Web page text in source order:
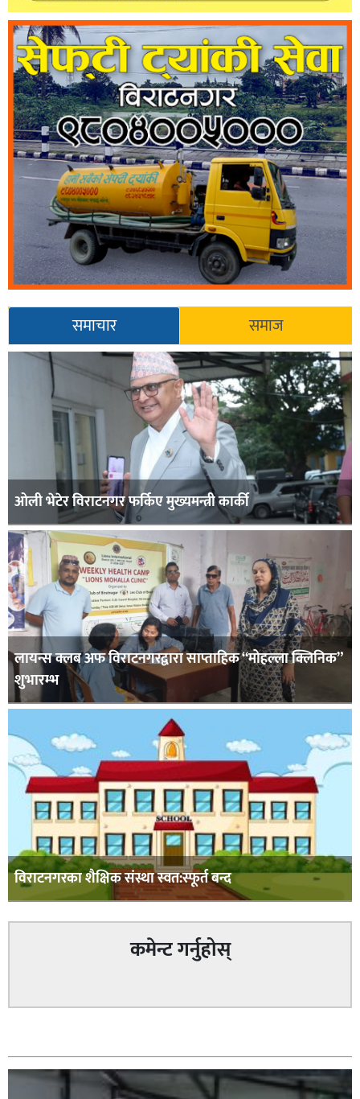
समाचार समाज
ओली भेटेर विराटनगर फर्किए मुख्यमन्त्री कार्की
लायन्स क्लब अफ विराटनगरद्वारा साप्ताहिक “मोहल्ला क्लिनिक”
शुभारम्भ
विराटनगरका शैक्षिक संस्था स्वत:स्फूर्त बन्द
कमेन्ट गर्नुहोस्